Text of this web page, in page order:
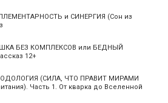
и СИНЕРГИЯ (Сон из
БЕЗ КОМПЛЕКСОВ или БЕДНЫЙ
12+
(СИЛА, ЧТО ПРАВИТ МИРАМИ
Часть 1. От кварка до Вселенной